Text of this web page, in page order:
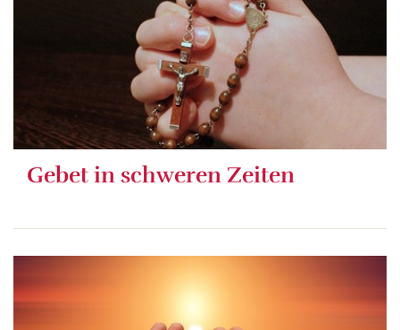
Gebet in schweren Zeiten